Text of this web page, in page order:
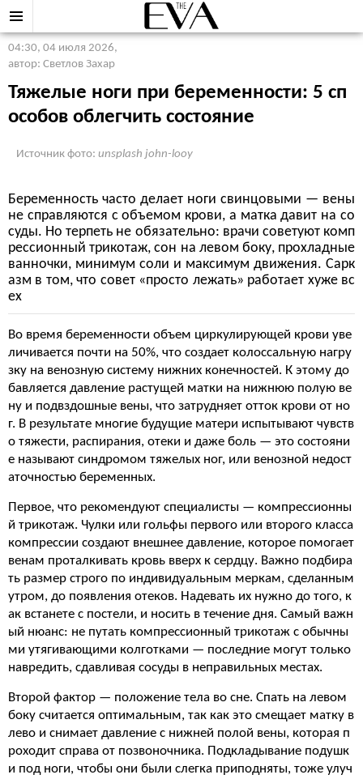
04:30, 04 июля 2026,
автор: Светлов Захар
Тяжелые ноги при беременности: 5 сп
особов облегчить состояние
Источник фото: unsplash john-looy
Беременность часто делает ноги свинцовыми — вены
не справляются с объемом крови, а матка давит на со
суды. Но терпеть не обязательно: врачи советуют комп
рессионный трикотаж, сон на левом боку, прохладные
ванночки, минимум соли и максимум движения. Сарк
азм в том, что совет «просто лежать» работает хуже вс
ех
Во время беременности объем циркулирующей крови уве
личивается почти на 50%, что создает колоссальную нагру
зку на венозную систему нижних конечностей. К этому до
бавляется давление растущей матки на нижнюю полую ве
ну и подвздошные вены, что затрудняет отток крови от но
г. В результате многие будущие матери испытывают чувств
о тяжести, распирания, отеки и даже боль — это состояни
е называют синдромом тяжелых ног, или венозной недост
аточностью беременных.
Первое, что рекомендуют специалисты — компрессионны
й трикотаж. Чулки или гольфы первого или второго класса
компрессии создают внешнее давление, которое помогает
венам проталкивать кровь вверх к сердцу. Важно подбира
ть размер строго по индивидуальным меркам, сделанным
утром, до появления отеков. Надевать их нужно до того, к
ак встанете с постели, и носить в течение дня. Самый важн
ый нюанс: не путать компрессионный трикотаж с обычны
ми утягивающими колготками — последние могут только
навредить, сдавливая сосуды в неправильных местах.
Второй фактор — положение тела во сне. Спать на левом
боку считается оптимальным, так как это смещает матку в
лево и снимает давление с нижней полой вены, которая п
роходит справа от позвоночника. Подкладывание подушк
и под ноги, чтобы они были слегка приподняты, тоже улуч